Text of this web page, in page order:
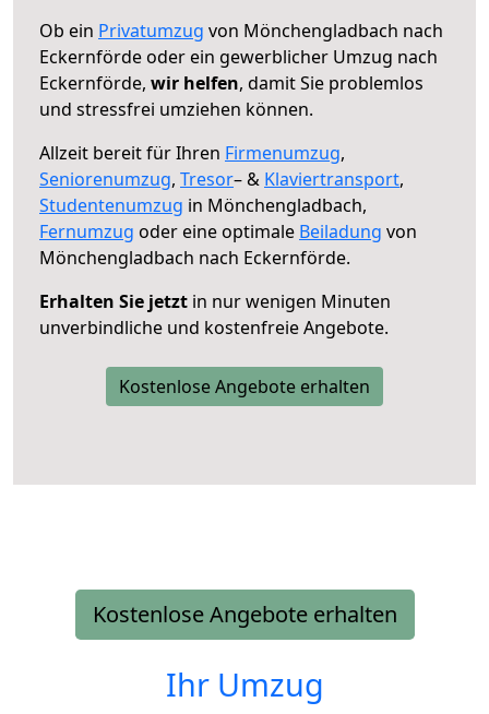
Ob ein Privatumzug von Mönchengladbach nach
Eckernförde oder ein gewerblicher Umzug nach
Eckernförde, wir helfen, damit Sie problemlos
und stressfrei umziehen können.
Allzeit bereit für Ihren Firmenumzug,
Seniorenumzug, Tresor– & Klaviertransport,
Studentenumzug in Mönchengladbach,
Fernumzug oder eine optimale Beiladung von
Mönchengladbach nach Eckernförde.
Erhalten Sie jetzt in nur wenigen Minuten
unverbindliche und kostenfreie Angebote.
Kostenlose Angebote erhalten
Kostenlose Angebote erhalten
Ihr Umzug